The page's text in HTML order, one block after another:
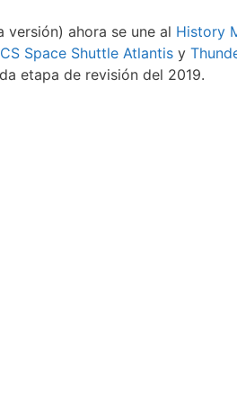
versión) ahora se une al History
Space Shuttle Atlantis y
etapa de revisión del 2019.